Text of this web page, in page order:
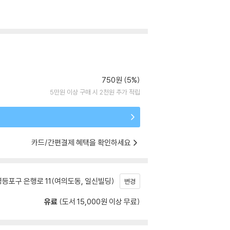
750원 (5%)
5만원 이상 구매 시 2천원 추가 적립
카드/간편결제 혜택을 확인하세요
포구 은행로 11(여의도동, 일신빌딩) 변경
유료 (도서 15,000원 이상 무료)